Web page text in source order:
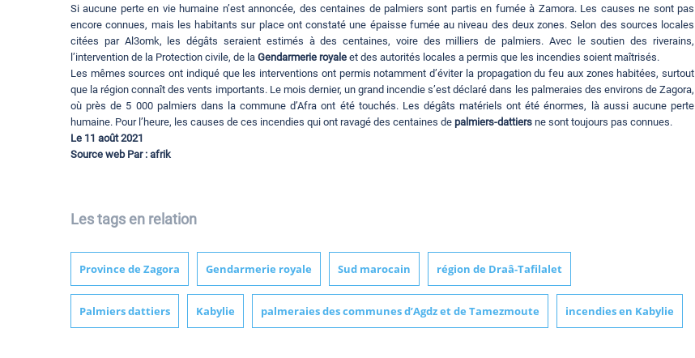
Si aucune perte en vie humaine n’est annoncée, des centaines de palmiers sont partis en fumée à Zamora. Les causes ne sont pas
encore connues, mais les habitants sur place ont constaté une épaisse fumée au niveau des deux zones. Selon des sources locales
citées par Al3omk, les dégâts seraient estimés à des centaines, voire des milliers de palmiers. Avec le soutien des riverains,
l’intervention de la Protection civile, de la Gendarmerie royale et des autorités locales a permis que les incendies soient maîtrisés.
Les mêmes sources ont indiqué que les interventions ont permis notamment d’éviter la propagation du feu aux zones habitées, surtout
que la région connaît des vents importants. Le mois dernier, un grand incendie s’est déclaré dans les palmeraies des environs de Zagora,
où près de 5 000 palmiers dans la commune d’Afra ont été touchés. Les dégâts matériels ont été énormes, là aussi aucune perte
humaine. Pour l’heure, les causes de ces incendies qui ont ravagé des centaines de palmiers-dattiers ne sont toujours pas connues.
Le 11 août 2021
Source web Par : afrik
Les tags en relation
Province de Zagora Gendarmerie royale Sud marocain région de Draâ-Tafilalet
Palmiers dattiers Kabylie palmeraies des communes d’Agdz et de Tamezmoute incendies en Kabylie